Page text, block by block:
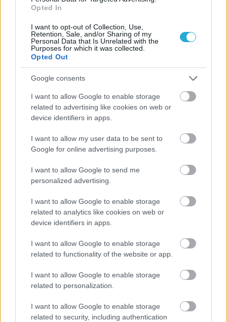
Opted In
I want to opt-out of Collection, Use,
Retention, Sale, and/or Sharing of my
Personal Data that Is Unrelated with the
Purposes for which it was collected.
Opted Out
Google consents
I want to allow Google to enable storage
related to advertising like cookies on web or
device identifiers in apps.
I want to allow my user data to be sent to
Google for online advertising purposes.
I want to allow Google to send me
personalized advertising.
I want to allow Google to enable storage
related to analytics like cookies on web or
device identifiers in apps.
I want to allow Google to enable storage
related to functionality of the website or app.
I want to allow Google to enable storage
related to personalization.
I want to allow Google to enable storage
related to security, including authentication
ΡΟΗ ΕΙΔΗΣΕΩΝ
«Αντίο» με ήττα για τις διεθνείς μας στο τουρνουά του
Ουρμπίνο
06/08/2026
Το πάλεψε μέχρι τέλους η Εθνική γυναικών κόντρα
06/08/2026
Η FIVB σχεδιάζει να διοργανώσει το Παγκόσμιο
Πρωτάθλημα τον Δεκέμβριο – Αντιδρούν οι σύλλογοι
06/08/2026
Έτοιμη για… υψηλές πτήσεις η Μπενφίκα του Ψάρρα